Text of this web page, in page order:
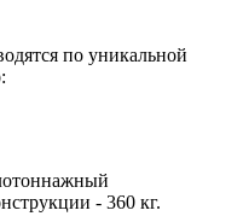
по уникальной
- 360 кг.